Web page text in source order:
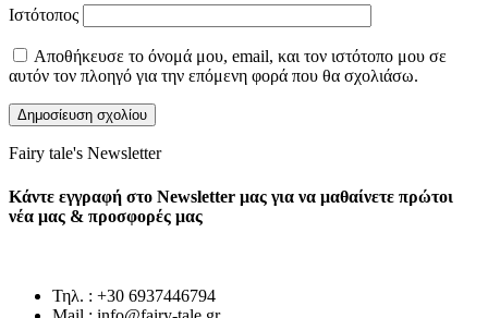
Ιστότοπος
Αποθήκευσε το όνομά μου, email, και τον ιστότοπο μου σε
αυτόν τον πλοηγό για την επόμενη φορά που θα σχολιάσω.
Fairy tale's Newsletter
Κάντε εγγραφή στο Newsletter μας για να μαθαίνετε πρώτοι
νέα μας & προσφορές μας
Τηλ. : +30 6937446794